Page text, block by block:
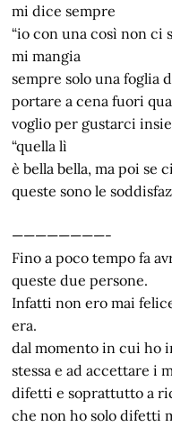
mi dice sempre
“io con una così non ci
mi mangia
sempre solo una foglia
portare a cena fuori
voglio per gustarci
“quella lì
è bella bella, ma poi se
queste sono le
————————-
Fino a poco tempo fa
queste due persone.
Infatti non ero mai
era.
dal momento in cui ho
stessa e ad accettare i
difetti e soprattutto a
che non ho solo difetti